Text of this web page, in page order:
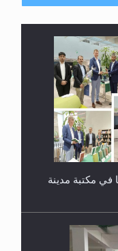
في مكتبة مدينة